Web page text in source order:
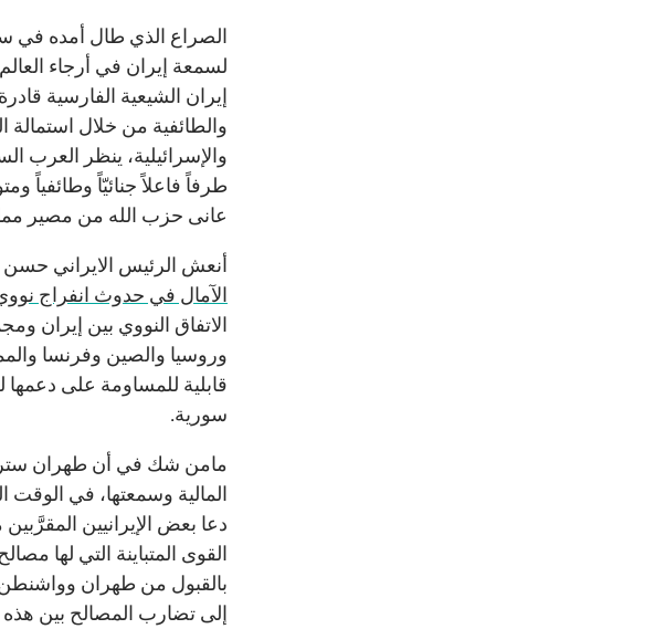
الصراع الذي طال أمده في
لسمعة إيران في أرجاء
إيران الشيعية الفارسية
والطائفية من خلال
والإسرائيلية، ينظر العرب
طرفاً فاعلاً جنائيّاً وطائفياً
عانى حزب الله من مصير
أنعش الرئيس الايراني
الآمال في حدوث انفراج
وروسيا والصين وفرنسا
قابلية للمساومة على
سورية.
مامن شك في أن طهران
المالية وسمعتها، في
دعا بعض الإيرانيين
القوى المتباينة التي
بالقبول من طهران
إلى تضارب المصالح بين